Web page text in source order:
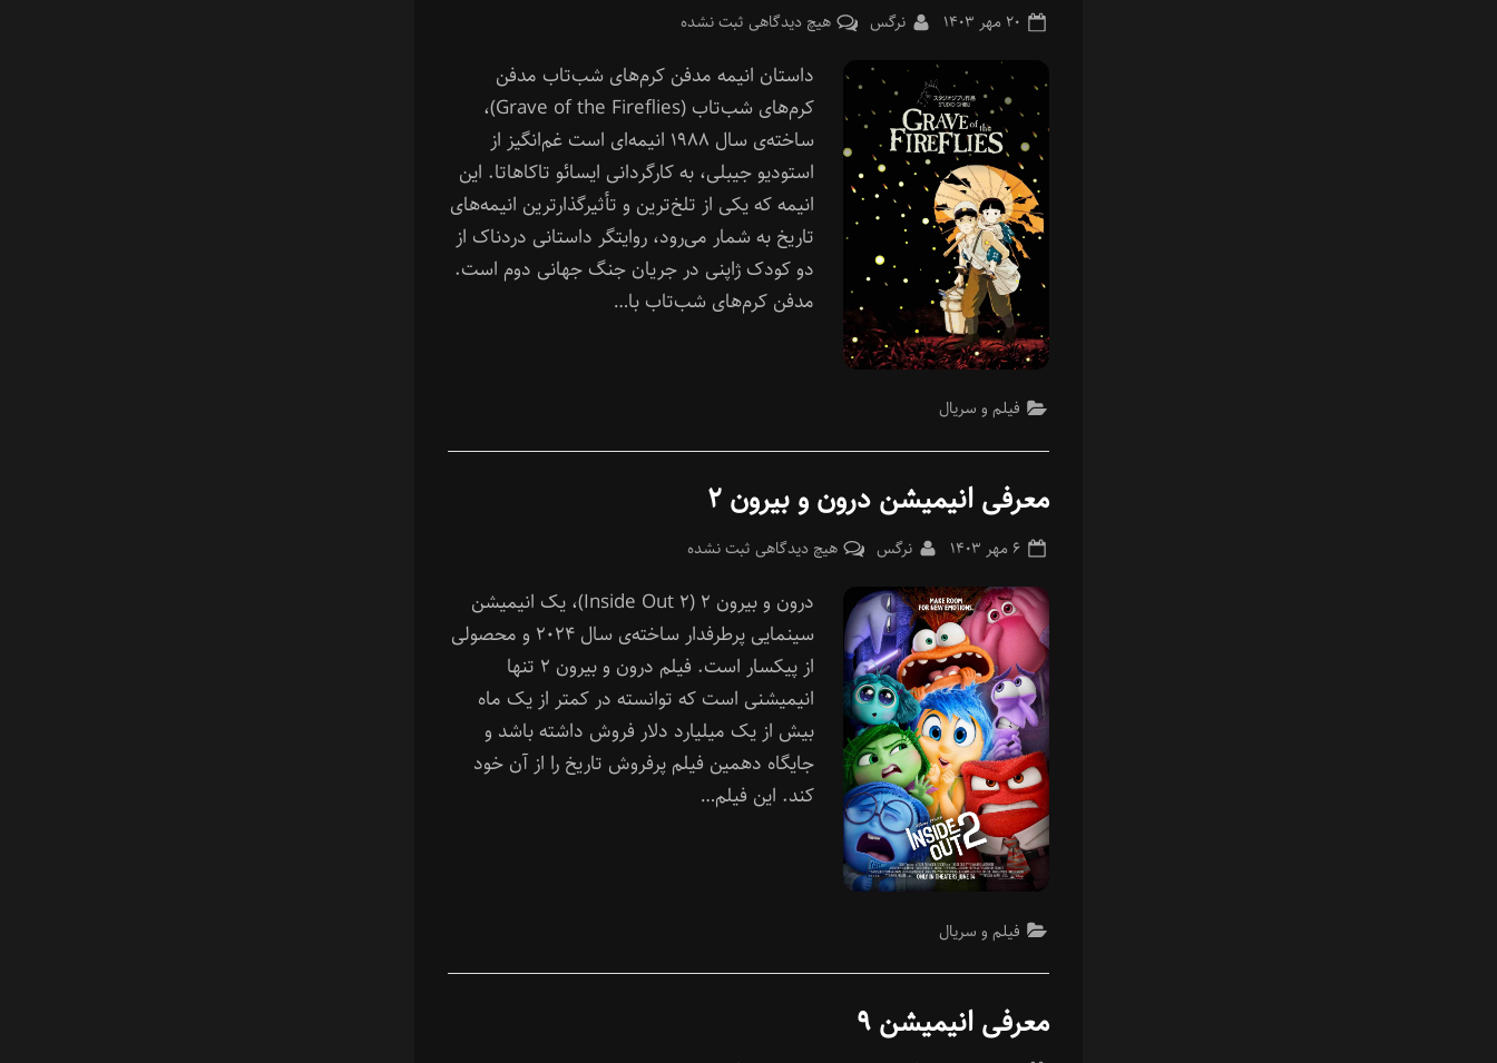
Posted
۲۰ مهر ۱۴۰۳ By
نرگس هیچ دیدگاهی برای
انیمه‌
مدفن
کرم‌های
شب‌تاب
ثبت نشده
داستان انیمه مدفن کرم‌های شب‌تاب مدفن
کرم‌های شب‌تاب (Grave of the Fireflies)،
ساخته‌ی سال ۱۹۸۸ انیمه‌ای است غم‌انگیز از
استودیو جیبلی، به کارگردانی ایسائو تاکاهاتا. این
انیمه که یکی از تلخ‌ترین و تأثیرگذارترین انیمه‌های
تاریخ به شمار می‌رود، روایتگر داستانی دردناک از
دو کودک ژاپنی در جریان جنگ جهانی دوم است.
مدفن کرم‌های شب‌تاب با…
فیلم و سریال
معرفی انیمیشن درون و بیرون ۲
Posted
۶ مهر ۱۴۰۳ By
نرگس هیچ دیدگاهی برای
انیمیشن
درون
بیرون
۲
ثبت نشده
درون و بیرون ۲ (Inside Out ۲)، یک انیمیشن
سینمایی پرطرفدار ساخته‌ی سال ۲۰۲۴ و محصولی
از پیکسار است. فیلم درون و بیرون ۲ تنها
انیمیشنی است که توانسته در کمتر از یک ماه
بیش از یک میلیارد دلار فروش داشته باشد و
جایگاه دهمین فیلم پرفروش تاریخ را از آن خود
کند. این فیلم…
فیلم و سریال
معرفی انیمیشن ۹